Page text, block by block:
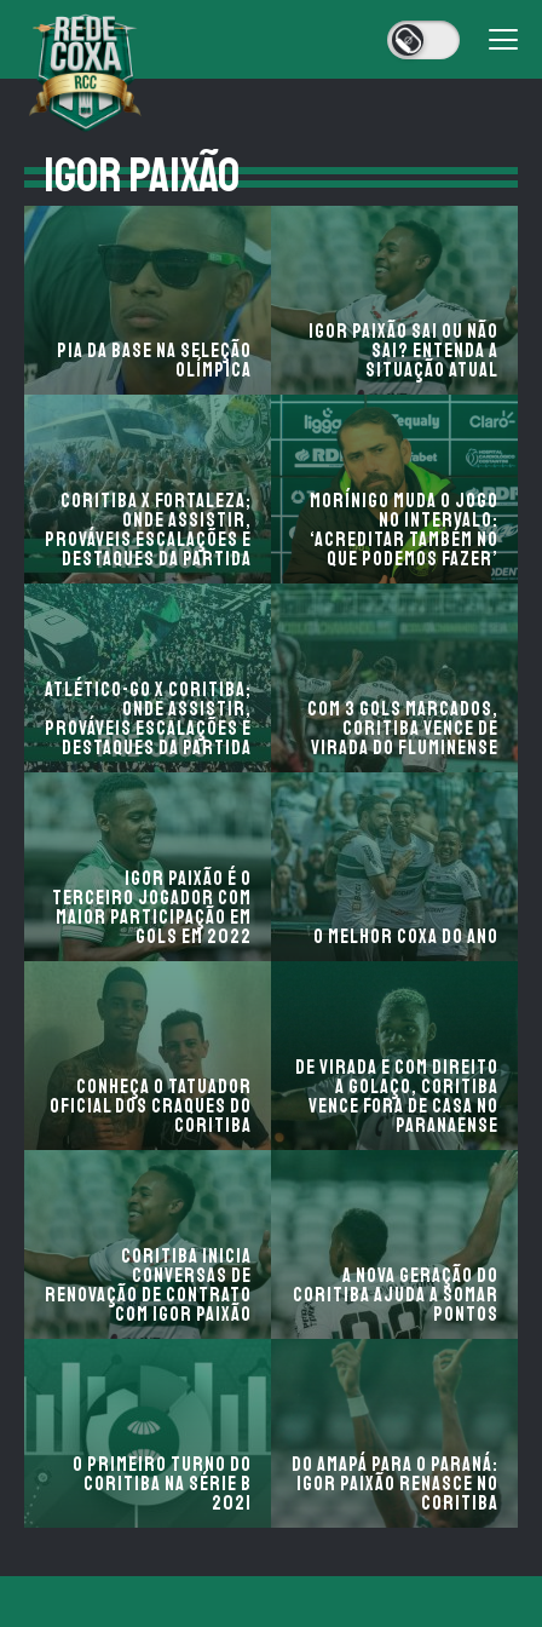
IGOR PAIXÃO
Pia da base na Seleção
Olímpica
Igor Paixão sai ou não
sai? Entenda a
situação atual
Coritiba x Fortaleza;
onde assistir,
prováveis escalações e
destaques da partida
Morínigo muda o jogo
no intervalo:
‘acreditar também no
que podemos fazer’
Atlético-GO x Coritiba;
onde assistir,
prováveis escalações e
destaques da partida
Com 3 gols marcados,
Coritiba vence de
virada do Fluminense
Igor Paixão é o
terceiro jogador com
maior participação em
gols em 2022
O Melhor Coxa do Ano
Conheça o tatuador
oficial dos craques do
Coritiba
De virada e com direito
a golaço, Coritiba
vence fora de casa no
Paranaense
Coritiba inicia
conversas de
renovação de contrato
com Igor Paixão
A nova geração do
Coritiba ajuda a somar
pontos
O primeiro turno do
Coritiba na série B
2021
Do Amapá para o Paraná:
Igor Paixão renasce no
Coritiba